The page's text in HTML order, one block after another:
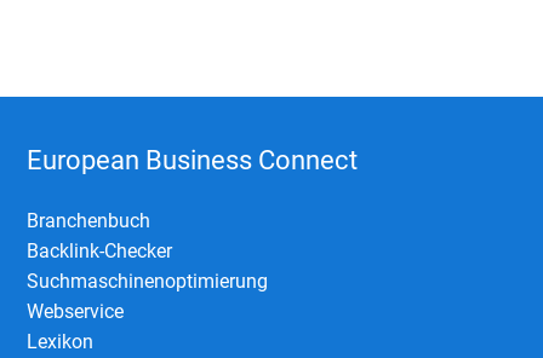
European Business Connect
Branchenbuch
Backlink-Checker
Suchmaschinenoptimierung
Webservice
Lexikon